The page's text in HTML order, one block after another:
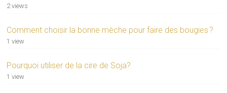
2 views
Comment choisir la bonne mèche pour faire des bougies ?
1 view
Pourquoi utiliser de la cire de Soja?
1 view